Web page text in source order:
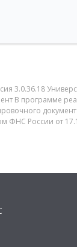
3.0.36.18
В программе
ФНС России от